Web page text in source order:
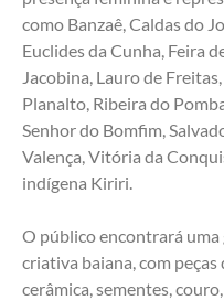
como Banzaê, Caldas do
Euclides da Cunha, Feira
Jacobina, Lauro de
Planalto, Ribeira do
Senhor do Bomfim,
Valença, Vitória da
indígena Kiriri.
O público encontrará
criativa baiana, com
cerâmica, sementes,